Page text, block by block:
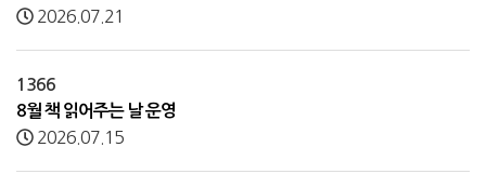
2026.07.21
1366
8월 책 읽어주는 날 운영
2026.07.15